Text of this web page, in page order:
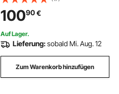
Wasserdicht UV-beständig zum
Abdecken von Wohnmobils Autos
Motorrads Gartenmöbel Braun
10090€
Auf Lager.
Lieferung:sobald Mi. Aug. 12
Zum Warenkorb hinzufügen